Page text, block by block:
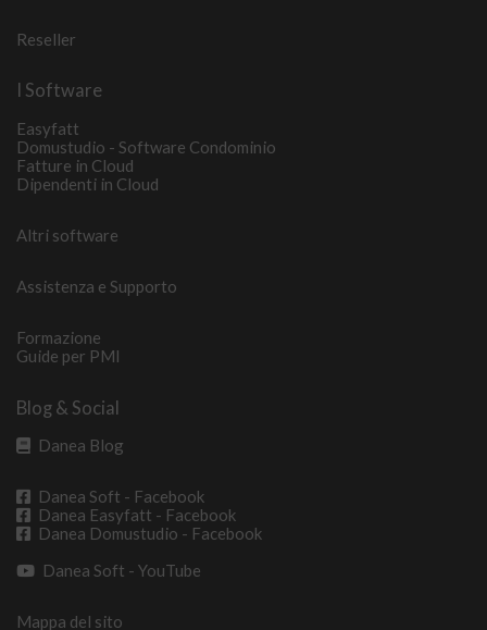
Reseller
I Software
Easyfatt
Domustudio - Software Condominio
Fatture in Cloud
Dipendenti in Cloud
Altri software
Assistenza e Supporto
Formazione
Guide per PMI
Blog & Social
Danea Blog
Danea Soft - Facebook
Danea Easyfatt - Facebook
Danea Domustudio - Facebook
Danea Soft - YouTube
Mappa del sito